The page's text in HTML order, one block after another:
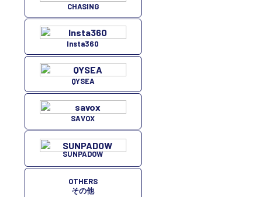
CHASING
Insta360
QYSEA
SAVOX
SUNPADOW
OTHERS
その他